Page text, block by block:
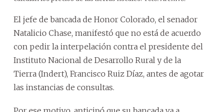
El jefe de bancada de Honor Colorado, el senador
Natalicio Chase, manifestó que no está de acuerdo
con pedir la interpelación contra el presidente del
Instituto Nacional de Desarrollo Rural y de la
Tierra (Indert), Francisco Ruiz Díaz, antes de agotar
las instancias de consultas.